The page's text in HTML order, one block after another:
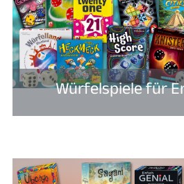
Würfelspiele für